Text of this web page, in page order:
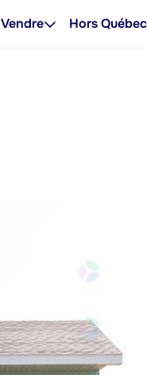
Vendre Hors Québec